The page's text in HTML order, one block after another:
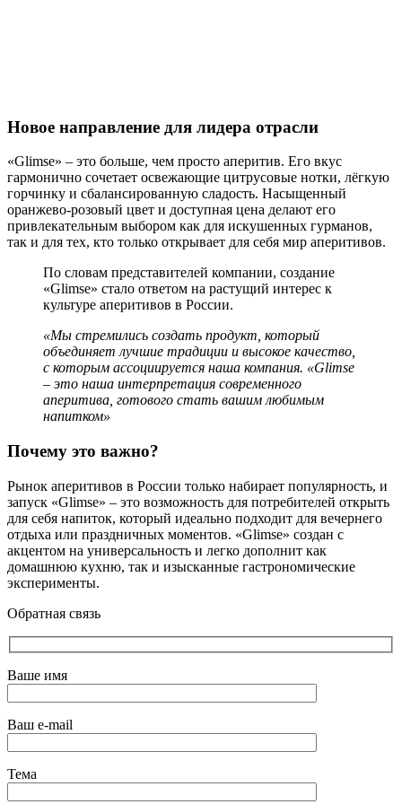
Новое направление для лидера отрасли
«Glimse» – это больше, чем просто аперитив. Его вкус
гармонично сочетает освежающие цитрусовые нотки, лёгкую
горчинку и сбалансированную сладость. Насыщенный
оранжево-розовый цвет и доступная цена делают его
привлекательным выбором как для искушенных гурманов,
так и для тех, кто только открывает для себя мир аперитивов.
По словам представителей компании, создание
«Glimse» стало ответом на растущий интерес к
культуре аперитивов в России.
«Мы стремились создать продукт, который
объединяет лучшие традиции и высокое качество,
с которым ассоциируется наша компания. «Glimse
– это наша интерпретация современного
аперитива, готового стать вашим любимым
напитком»
Почему это важно?
Рынок аперитивов в России только набирает популярность, и
запуск «Glimse» – это возможность для потребителей открыть
для себя напиток, который идеально подходит для вечернего
отдыха или праздничных моментов. «Glimse» создан с
акцентом на универсальность и легко дополнит как
домашнюю кухню, так и изысканные гастрономические
эксперименты.
Обратная связь
Ваше имя
Ваш e-mail
Тема